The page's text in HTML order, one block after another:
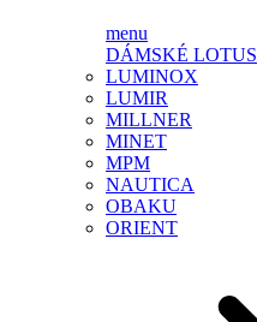
menu
DÁMSKÉ LOTUS
LUMINOX
LUMIR
MILLNER
MINET
MPM
NAUTICA
OBAKU
ORIENT